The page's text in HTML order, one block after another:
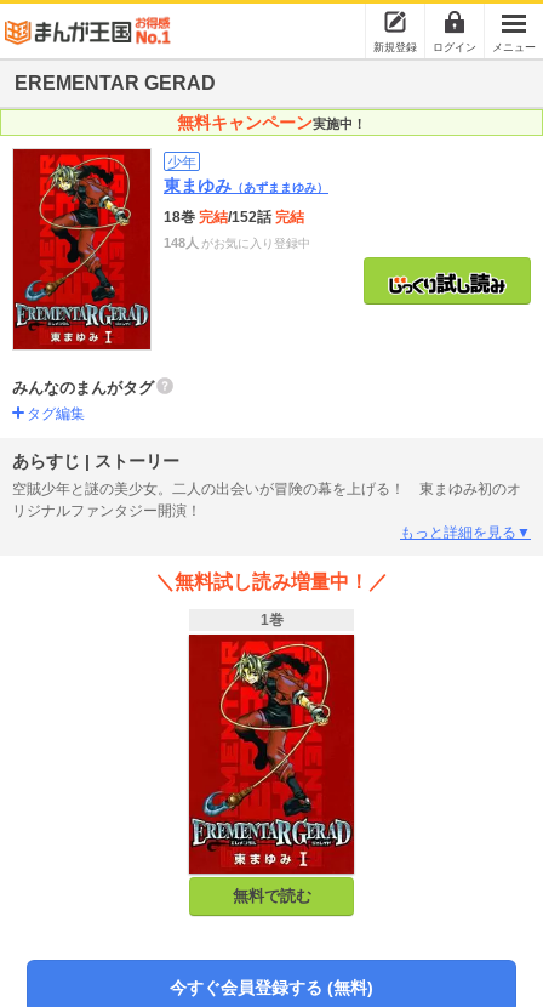
新規登録 ログイン メニュー
EREMENTAR GERAD
無料キャンペーン実施中！
少年
東まゆみ （あずままゆみ）
18巻 完結/152話完結
148人 がお気に入り登録中
みんなのまんがタグ
タグ編集
あらすじ | ストーリー
空賊少年と謎の美少女。二人の出会いが冒険の幕を上げる！ 東まゆみ初のオ
リジナルファンタジー開演！
もっと詳細を見る▼
＼無料試し読み増量中！／
1巻
無料で読む
今すぐ会員登録する (無料)